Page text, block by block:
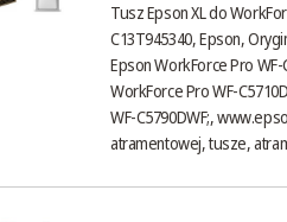
Tusz Epson XL do
C13T945340, Epson,
Epson WorkForce Pro
WorkForce Pro WF-
WF-C5790DWF;,
atramentowej, tusze,